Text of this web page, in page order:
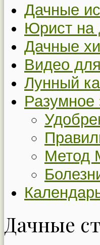
Дачные
Юрист на
Дачные
Видео
Лунный
Разумное
Метод
Дачные